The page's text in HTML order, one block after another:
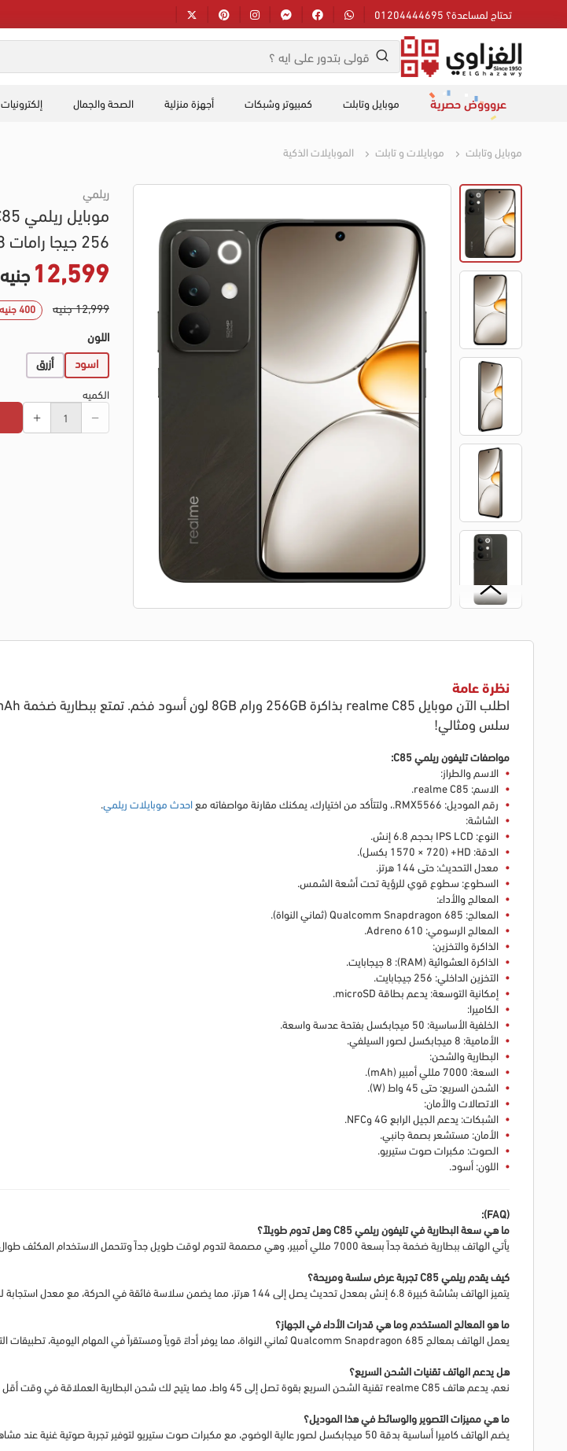
تحتاج لمساعدة؟ 01204444695
عروووض حصرية موبايل وتابلت كمبيوتر وشبكات أجهزة منزلية الصحة والجمال إلكترونيات
موبايل وتابلت موبايلات و تابلت الموبايلات الذكية
ريلمي
256 جيجا رامات 8 جيجا 4G LTE - اسود
12,599 جنيه
12,999 جنيه 400 جنيه خصم
اللون
اسود
أزرق
الكميه
نظرة عامة
سلس ومثالي!
مواصفات تليفون ريلمي C85:
الاسم والطراز:
الاسم: realme C85.
رقم الموديل: RMX5566.
، ولتتأكد من اختيارك، يمكنك مقارنة مواصفاته معاحدث موبايلات ريلمي.
الشاشة:
النوع: IPS LCD بحجم 6.8 إنش.
الدقة: HD+ (1570 × 720 بكسل).
معدل التحديث: حتى 144 هرتز.
السطوع: سطوع قوي للرؤية تحت أشعة الشمس.
المعالج والأداء:
المعالج: Qualcomm Snapdragon 685 (ثماني النواة).
المعالج الرسومي: Adreno 610.
الذاكرة والتخزين:
الذاكرة العشوائية (RAM): 8 جيجابايت.
التخزين الداخلي: 256 جيجابايت.
إمكانية التوسعة: يدعم بطاقة microSD.
الكاميرا:
الخلفية الأساسية: 50 ميجابكسل بفتحة عدسة واسعة.
الأمامية: 8 ميجابكسل لصور السيلفي.
البطارية والشحن:
السعة: 7000 مللي أمبير (mAh).
الشحن السريع: حتى 45 واط (W).
الاتصالات والأمان:
الشبكات: يدعم الجيل الرابع 4G وNFC.
الأمان: مستشعر بصمة جانبي.
الصوت: مكبرات صوت ستيريو.
اللون: أسود.
(FAQ):
ما هي سعة البطارية في تليفون ريلمي C85 وهل تدوم طويلاً؟
يأتي الهاتف ببطارية ضخمة جداً بسعة 7000 مللي أمبير، وهي مصممة لتدوم لوقت طويل جداً وتتحمل الاستخدام المكثف طوال اليوم دون قلق
كيف يقدم ريلمي C85 تجربة عرض سلسة ومريحة؟
يتميز الهاتف بشاشة كبيرة 6.8 إنش بمعدل تحديث يصل إلى 144 هرتز، مما يضمن سلاسة فائقة في الحركة، مع معدل استجابة لمس 180 هرتز لتجربة تفاعلية سريعة.
ما هو المعالج المستخدم وما هي قدرات الأداء في الجهاز؟
يعمل الهاتف بمعالج Qualcomm Snapdragon 685 ثماني النواة، مما يوفر أداءً قوياً ومستقراً في المهام اليومية، تطبيقات التواصل، والألعاب الخفيفة.
هل يدعم الهاتف تقنيات الشحن السريع؟
نعم، يدعم هاتف realme C85 تقنية الشحن السريع بقوة تصل إلى 45 واط، مما يتيح لك شحن البطارية العملاقة في وقت أقل بكفاءة عالية.
ما هي مميزات التصوير والوسائط في هذا الموديل؟
يضم الهاتف كاميرا أساسية بدقة 50 ميجابكسل لصور عالية الوضوح، مع مكبرات صوت ستيريو لتوفير تجربة صوتية غنية عند مشاهدة المحتوى أو اللعب.